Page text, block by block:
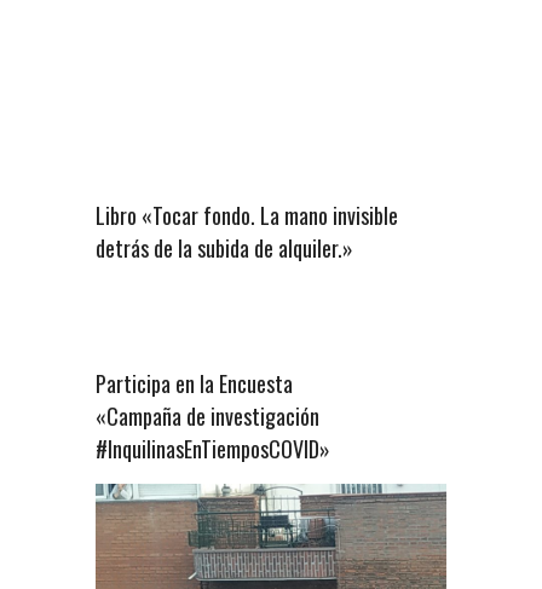
Libro «Tocar fondo. La mano invisible
detrás de la subida de alquiler.»
Participa en la Encuesta
«Campaña de investigación
#InquilinasEnTiemposCOVID»